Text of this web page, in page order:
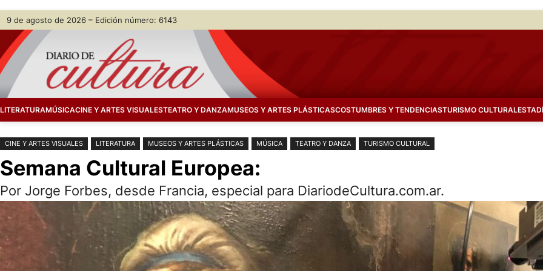
Saltar
contenido
Skip
content
9 de agosto de 2026 – Edición número: 6143
LITERATURAMÚSICACINE Y ARTES VISUALESTEATRO Y DANZAMUSEOS Y ARTES PLÁSTICASCOSTUMBRES Y TENDENCIASTURISMO CULTURAL
CINE Y ARTES VISUALES LITERATURA MUSEOS Y ARTES PLÁSTICAS MÚSICA TEATRO Y DANZA TURISMO CULTURAL
Semana Cultural Europea:
Por Jorge Forbes, desde Francia, especial para DiariodeCultura.com.ar.